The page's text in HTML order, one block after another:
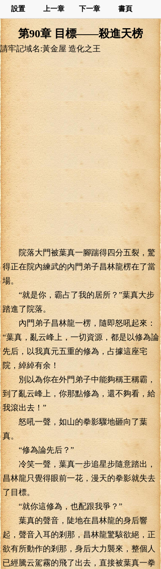
設置 上一章 下一章 書頁
第90章 目標——殺進天榜
請牢記域名:黃金屋 造化之王
院落大門被葉真一腳踹得四分五裂，驚
得正在院內練武的內門弟子昌林龍楞在了當
場。
“就是你，霸占了我的居所？”葉真大步
踏進了院落。
內門弟子昌林龍一楞，隨即怒吼起來：
“葉真，亂云峰上，一切資源，都是以修為論
先后，以我真元五重的修為，占據這座宅
院，綽綽有余！
別以為你在外門弟子中能夠稱王稱霸，
到了亂云峰上，你那點修為，還不夠看，給
我滾出去！”
怒吼一聲，如山的拳影驟地砸向了葉
真。
“修為論先后？”
冷笑一聲，葉真一步追星步隨意踏出，
昌林龍只覺得眼前一花，漫天的拳影就失去
了目標。
“就你這修為，也配跟我爭？”
葉真的聲音，陡地在昌林龍的身后響
起，聲音入耳的剎那，昌林龍驚駭欲絕，正
欲有所動作的剎那，身后大力襲來，整個人
已經騰云駕霧的飛了出去，直接被葉真一拳